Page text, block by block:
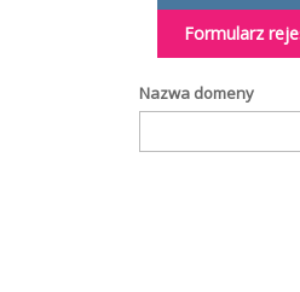
Formularz
Nazwa domeny